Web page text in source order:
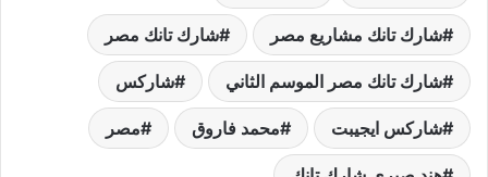
شارك تانك مشاريع مصر شارك تانك مصر
شارك تانك مصر الموسم الثاني شاركس
شاركس ايجيبت محمد فاروق مصر